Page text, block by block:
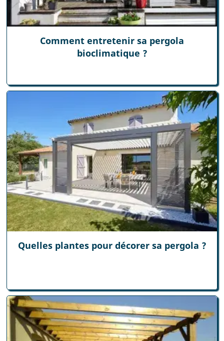
Comment entretenir sa pergola
bioclimatique ?
Quelles plantes pour décorer sa pergola ?